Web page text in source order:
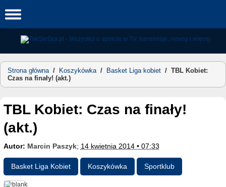
to
Strona główna/ Koszykówka/ Basket Liga kobiet / TBL Kobiet:
Czas na finały! (akt.)
TBL Kobiet: Czas na finały!
(akt.)
Autor: Marcin Paszyk; 14 kwietnia 2014 • 07:33
Basket Liga Kobiet Koszykówka Sportklub